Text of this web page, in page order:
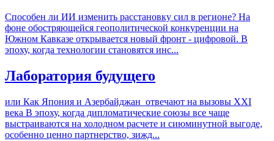
Способен ли ИИ изменить расстановку сил в регионе? На
фоне обостряющейся геополитической конкуренции на
Южном Кавказе открывается новый фронт - цифровой. В
эпоху, когда технологии становятся инс...
Лаборатория будущего
или Как Япония и Азербайджан отвечают на вызовы XXI
века В эпоху, когда дипломатические союзы все чаще
выстраиваются на холодном расчете и сиюминутной выгоде,
особенно ценно партнерство, зижд...